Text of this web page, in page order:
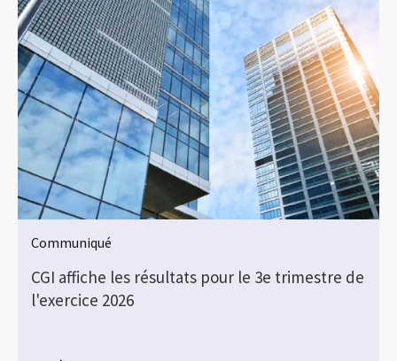
Communiqué
CGI affiche les résultats pour le 3e trimestre de
l'exercice 2026